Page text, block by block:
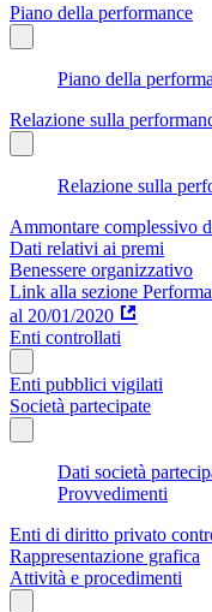
Piano della performance
Piano della
Relazione sulla
Relazione sulla
Ammontare complessivo
Dati relativi ai premi
Benessere organizzativo
Link alla sezione
al 20/01/2020
Enti controllati
Enti pubblici vigilati
Società partecipate
Dati società
Provvedimenti
Enti di diritto privato
Rappresentazione grafica
Attività e procedimenti